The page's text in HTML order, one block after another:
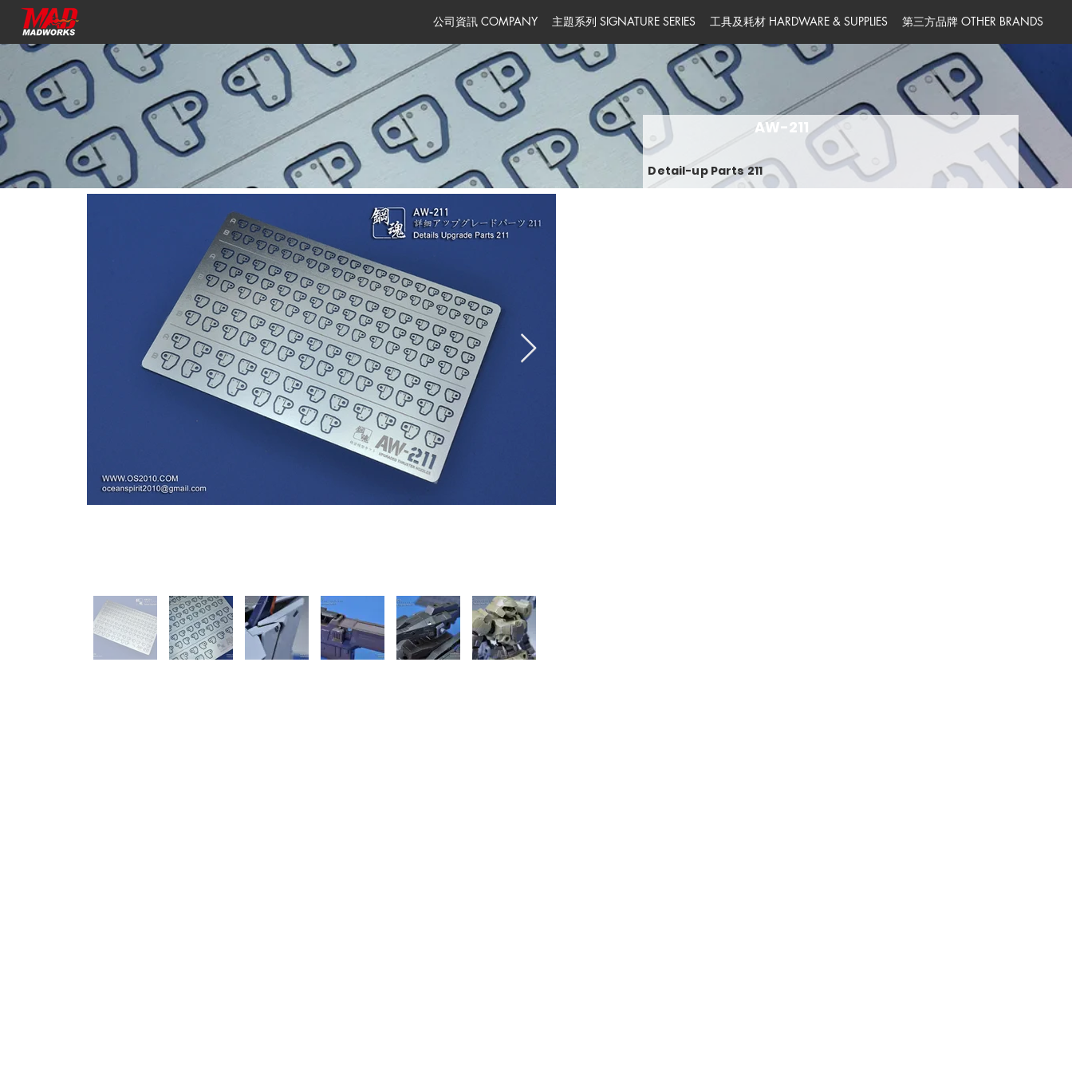
公司資訊 COMPANY 主題系列 SIGNATURE SERIES 工具及耗材 HARDWARE & SUPPLIES 第三方品牌 OTHER BRANDS
AW-211
Detail-up Parts 211